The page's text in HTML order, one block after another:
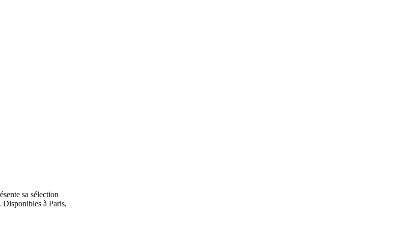
sa sélection
Disponibles à Paris,